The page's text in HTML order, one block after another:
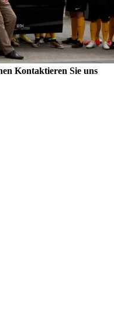
Kontaktieren Sie uns